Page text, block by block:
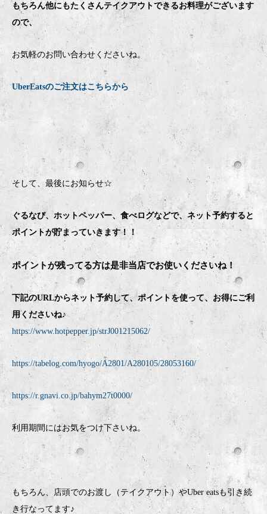
もちろん他にもたくさんテイクアウトできるお料理がございます
ので、
お気軽のお問い合わせくださいね。
UberEatsのご注文はこちらから
そして、最後にお知らせ☆
ぐるなび、ホットペッパー、食べログなどで、ネット予約すると
ポイントが貯まっていきます！！
ポイントが残ってる方は是非当店でお使いくださいね！
下記のURLからネット予約して、ポイントを使って、お得にご利
用くださいね♪
https://www.hotpepper.jp/strJ001215062/
https://tabelog.com/hyogo/A2801/A280105/28053160/
https://r.gnavi.co.jp/bahym27t0000/
利用期間にはお気をつけ下さいね。
もちろん、店頭でのお渡し（テイクアウト）やUber eatsも引き続
き行なってます♪